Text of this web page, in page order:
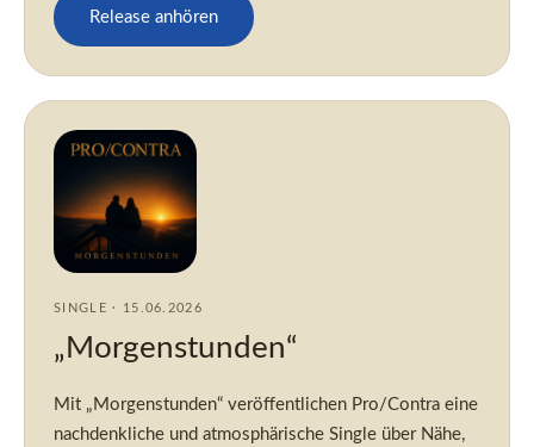
Release anhören
SINGLE · 15.06.2026
„Morgenstunden“
Mit „Morgenstunden“ veröffentlichen Pro/Contra eine
nachdenkliche und atmosphärische Single über Nähe,